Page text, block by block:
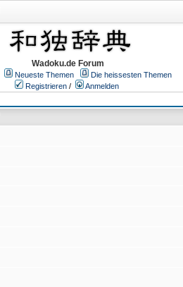
Wadoku.de Forum
Neueste Themen
Die heissesten Themen
Registrieren /
Anmelden